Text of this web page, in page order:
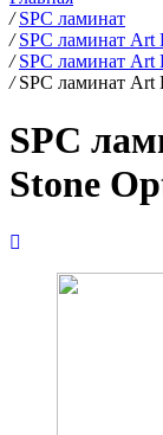
/ SPC ламинат
/ SPC ламинат Art
/ SPC ламинат Art
/ SPC ламинат Art
SPC
Stone